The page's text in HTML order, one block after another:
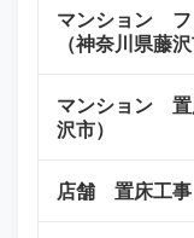
マンション
（神奈川県藤沢
マンション 置
沢市）
店舗 置床工事